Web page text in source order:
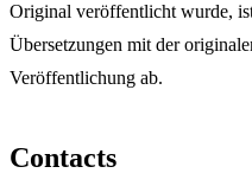
Original veröffentlicht wurde,
Übersetzungen mit der
Veröffentlichung ab.
Contacts